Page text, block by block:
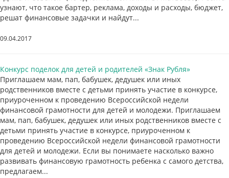
узнают, что такое бартер, реклама, доходы и расходы, бюджет,
решат финансовые задачки и найдут...
09.04.2017
Конкурс поделок для детей и родителей «Знак Рубля»
Приглашаем мам, пап, бабушек, дедушек или иных
родственников вместе с детьми принять участие в конкурсе,
приуроченном к проведению Всероссийской недели
финансовой грамотности для детей и молодежи. Приглашаем
мам, пап, бабушек, дедушек или иных родственников вместе с
детьми принять участие в конкурсе, приуроченном к
проведению Всероссийской недели финансовой грамотности
для детей и молодежи. Если вы понимаете насколько важно
развивать финансовую грамотность ребенка с самого детства,
предлагаем...